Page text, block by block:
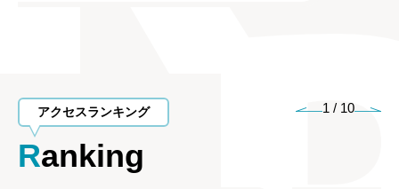
アクセスランキング
Ranking
1 / 10